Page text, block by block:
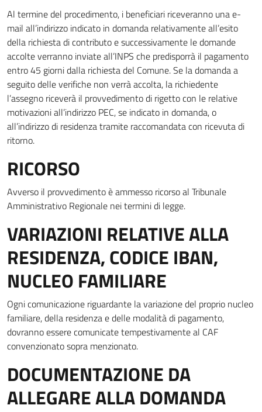
Al termine del procedimento, i beneficiari riceveranno una e-
mail all’indirizzo indicato in domanda relativamente all’esito
della richiesta di contributo e successivamente le domande
accolte verranno inviate all’INPS che predisporrà il pagamento
entro 45 giorni dalla richiesta del Comune. Se la domanda a
seguito delle verifiche non verrà accolta, la richiedente
l’assegno riceverà il provvedimento di rigetto con le relative
motivazioni all’indirizzo PEC, se indicato in domanda, o
all’indirizzo di residenza tramite raccomandata con ricevuta di
ritorno.
RICORSO
Avverso il provvedimento è ammesso ricorso al Tribunale
Amministrativo Regionale nei termini di legge.
VARIAZIONI RELATIVE ALLA
RESIDENZA, CODICE IBAN,
NUCLEO FAMILIARE
Ogni comunicazione riguardante la variazione del proprio nucleo
familiare, della residenza e delle modalità di pagamento,
dovranno essere comunicate tempestivamente al CAF
convenzionato sopra menzionato.
DOCUMENTAZIONE DA
ALLEGARE ALLA DOMANDA